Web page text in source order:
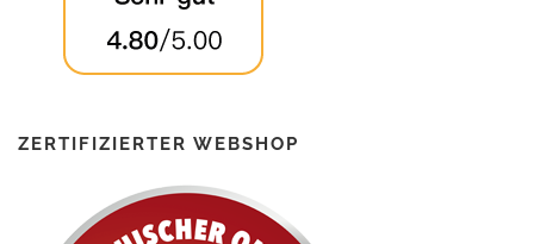
ZERTIFIZIERTER WEBSHOP